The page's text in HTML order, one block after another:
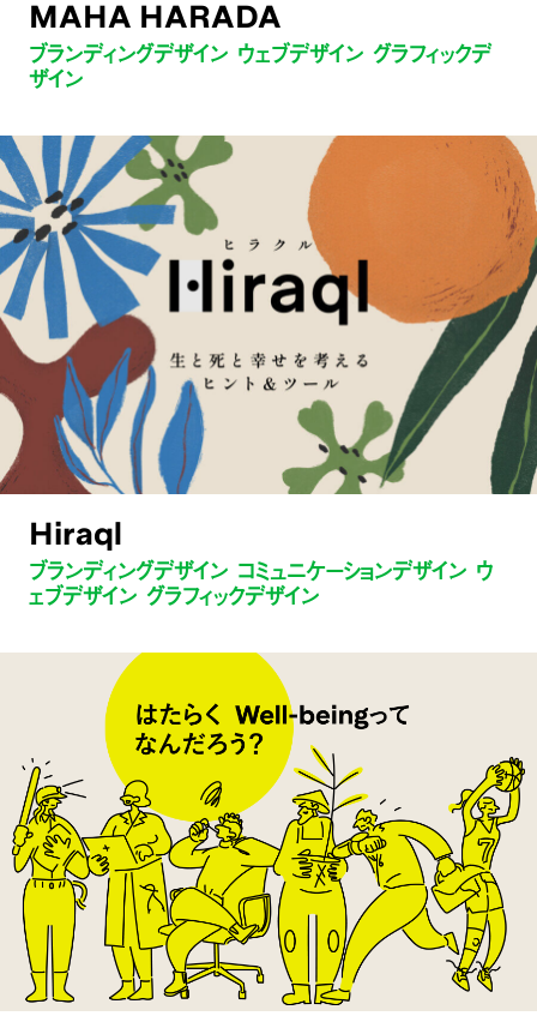
MAHA HARADA
ブランディングデザイン ウェブデザイン グラフィックデ
ザイン
Hiraql
ブランディングデザイン コミュニケーションデザイン ウ
ェブデザイン グラフィックデザイン